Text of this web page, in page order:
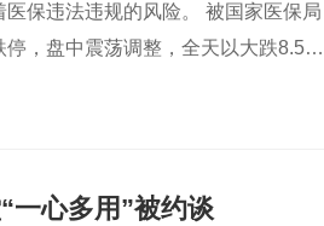
保违法违规的风险。 被国家医保局
，盘中震荡调整，全天以大跌8.53%
一心多用”被约谈